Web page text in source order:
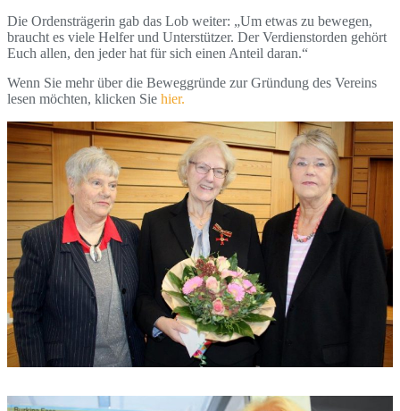
Die Ordensträgerin gab das Lob weiter: „Um etwas zu bewegen,
braucht es viele Helfer und Unterstützer. Der Verdienstorden gehört
Euch allen, den jeder hat für sich einen Anteil daran.“
Wenn Sie mehr über die Beweggründe zur Gründung des Vereins
lesen möchten, klicken Sie hier.